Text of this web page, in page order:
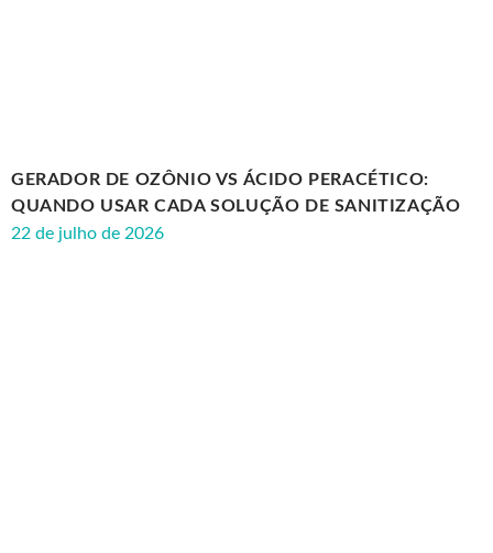
GERADOR DE OZÔNIO VS ÁCIDO PERACÉTICO:
QUANDO USAR CADA SOLUÇÃO DE SANITIZAÇÃO
22 de julho de 2026